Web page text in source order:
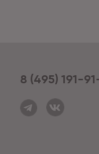
8 (495) 191-